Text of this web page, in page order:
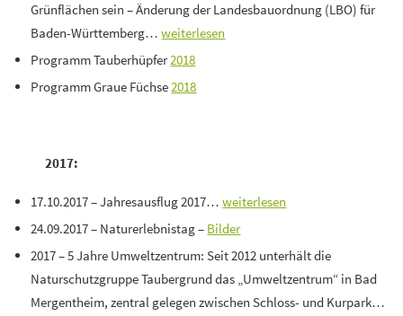
Grünflächen sein – Änderung der Landesbauordnung (LBO) für
Baden-Württemberg…weiterlesen
Programm Tauberhüpfer2018
Programm Graue Füchse2018
2017:
17.10.2017 – Jahresausflug 2017…weiterlesen
24.09.2017 – Naturerlebnistag – Bilder
2017 – 5 Jahre Umweltzentrum: Seit 2012 unterhält die
Naturschutzgruppe Taubergrund das „Umweltzentrum“ in Bad
Mergentheim, zentral gelegen zwischen Schloss- und Kurpark…